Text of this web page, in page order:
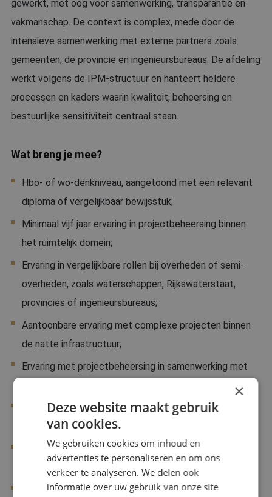
gewerkt, met oog voor samenwerking, transparantie en
vakmanschap. De context is complex, mede door de
intensieve samenwerking met externe partners zoals
gemeenten, de provincie en ingenieursbureaus. De afdeling
werkt volgens de IPM-structuur en hanteert heldere
processen en kaders waarin kwaliteit, beheersing en
bestuurlijke sensitiviteit centraal staan.
Wat breng je mee?
Hbo- of wo-denkniveau, aangetoond met een relevant
diploma of vergelijkbaar bewijsstuk;
Minimaal vijf jaar ervaring in projectbeheersing binnen
het ruimtelijk domein;
Ervaring in vergelijkbare rollen bij overheden of semi-
overheden, zoals waterschappen, Rijkswaterstaat,
provincies of ingenieursbureaus;
Aantoonbare ervaring met complexe projecten binnen
de natte infrastructuur;
Ervaring met projectbeheersing in samenwerking met
Inhoudelijke kennis van financiële systemen binnen een
waterschap;
Bekendheid met het opstellen van plannen van aanpak
voor HWBP-beschikkingen;
Vaardig in het schakelen tussen abstractieniveau en
×
Deze website maakt gebruik
van cookies.
We gebruiken cookies om inhoud en
advertenties te personaliseren en om ons
verkeer te analyseren. We delen ook
informatie over uw gebruik van onze site